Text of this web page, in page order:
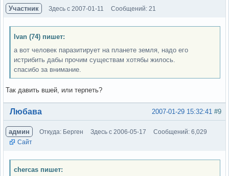
Участник Здесь с 2007-01-11 Сообщений: 21
Ivan (74) пишет:
а вот человек паразитирует на планете земля, надо его
истрибить дабы прочим существам хотябы жилось.
спасибо за внимание.
Так давить вшей, или терпеть?
Вне форума #9
2007-01-29 15:32:41
Любава
админ Откуда: Берген Здесь с 2006-05-17
Сообщений: 6,029
Сайт
chercas пишет: